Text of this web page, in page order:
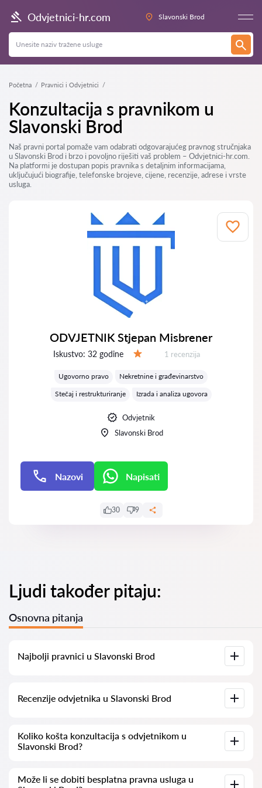
Odvjetnici-hr.com Slavonski Brod
Početna Pravnici i Odvjetnici
Konzultacija s pravnikom u
Slavonski Brod
Naš pravni portal pomaže vam odabrati odgovarajućeg pravnog stručnjaka
u Slavonski Brod i brzo i povoljno riješiti vaš problem – Odvjetnici-hr.com.
Na platformi je dostupan popis pravnika s detaljnim informacijama,
uključujući biografije, telefonske brojeve, cijene, recenzije, adrese i vrste
usluga.
ODVJETNIK Stjepan Misbrener
Iskustvo: 32 godine Recenzija:
1 recenzija
Ugovorno pravo
Nekretnine i građevinarstvo
Stečaj i restrukturiranje
Izrada i analiza ugovora
Odvjetnik
Slavonski Brod
Nazovi Napisati
30 9
Ljudi također pitaju:
Osnovna pitanja
Najbolji pravnici u Slavonski Brod
informacijama. Cijene, recenzije, telefonski brojevi i adrese.
Recenzije odvjetnika u Slavonski Brod
odvjetnicima. Ne brišemo negativne recenzije niti postoji
mogućnost njihovog lažnog povećavanja.
Koliko košta konzultacija s odvjetnikom u
Slavonski Brod?
eur pa nadalje (cijene mogu varirati ovisno o složenosti pitanja
Može li se dobiti besplatna pravna usluga u